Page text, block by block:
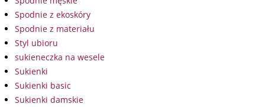
Spodnie z ekoskóry
Spodnie z materiału
Styl ubioru
sukieneczka na wesele
Sukienki
Sukienki basic
Sukienki damskie